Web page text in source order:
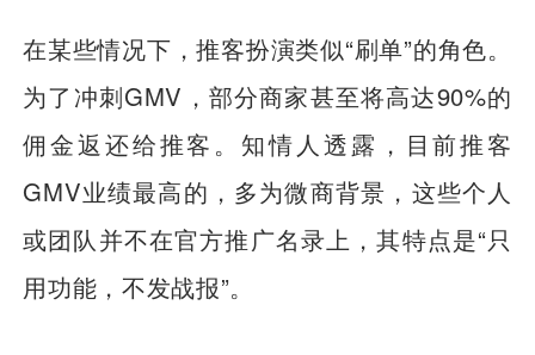
在某些情况下，推客扮演类似“刷单”的角色。
为了冲刺GMV，部分商家甚至将高达90%的
佣金返还给推客。知情人透露，目前推客
GMV业绩最高的，多为微商背景，这些个人
或团队并不在官方推广名录上，其特点是“只
用功能，不发战报”。